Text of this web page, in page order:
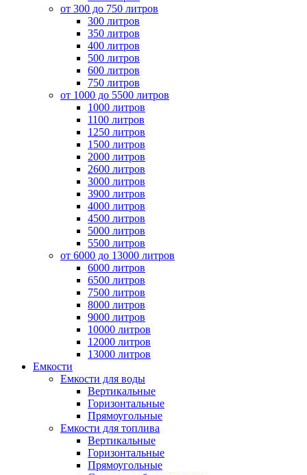
от 300 до 750 литров
300 литров
350 литров
400 литров
500 литров
600 литров
750 литров
от 1000 до 5500 литров
1000 литров
1100 литров
1250 литров
1500 литров
2000 литров
2600 литров
3000 литров
3900 литров
4000 литров
4500 литров
5000 литров
5500 литров
от 6000 до 13000 литров
6000 литров
6500 литров
7500 литров
8000 литров
9000 литров
10000 литров
12000 литров
13000 литров
Емкости
Емкости для воды
Вертикальные
Горизонтальные
Прямоугольные
Емкости для топлива
Вертикальные
Горизонтальные
Прямоугольные